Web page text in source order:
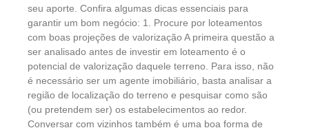
seu aporte. Confira algumas dicas essenciais para
garantir um bom negócio: 1. Procure por loteamentos
com boas projeções de valorização A primeira questão a
ser analisado antes de investir em loteamento é o
potencial de valorização daquele terreno. Para isso, não
é necessário ser um agente imobiliário, basta analisar a
região de localização do terreno e pesquisar como são
(ou pretendem ser) os estabelecimentos ao redor.
Conversar com vizinhos também é uma boa forma de